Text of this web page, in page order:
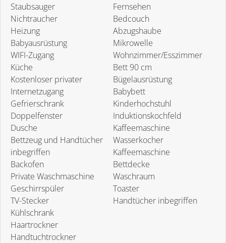
Staubsauger
Nichtraucher
Heizung
Babyausrüstung
WIFI-Zugang
Küche
Kostenloser privater
Internetzugang
Gefrierschrank
Doppelfenster
Dusche
Bettzeug und Handtücher
inbegriffen
Backofen
Private Waschmaschine
Geschirrspüler
TV-Stecker
Kühlschrank
Haartrockner
Handtuchtrockner
Fernsehen
Bedcouch
Abzugshaube
Mikrowelle
Wohnzimmer/Esszimmer
Bett 90 cm
Bügelausrüstung
Babybett
Kinderhochstuhl
Induktionskochfeld
Kaffeemaschine
Wasserkocher
Kaffeemaschine
Bettdecke
Waschraum
Toaster
Handtücher inbegriffen